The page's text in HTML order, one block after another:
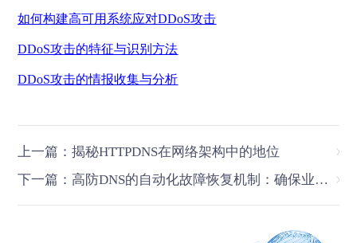
如何构建高可用系统应对DDoS攻击
DDoS攻击的特征与识别方法
DDoS攻击的情报收集与分析
上一篇：揭秘HTTPDNS在网络架构中的地位
下一篇：高防DNS的自动化故障恢复机制：确保业务连续性